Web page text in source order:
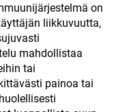
on
liikkuvuutta,
mahdollistaa
tai
painoa tai